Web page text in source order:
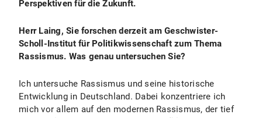
Perspektiven für die Zukunft.
Herr Laing, Sie forschen derzeit am Geschwister-
Scholl-Institut für Politikwissenschaft zum Thema
Rassismus. Was genau untersuchen Sie?
Ich untersuche Rassismus und seine historische
Entwicklung in Deutschland. Dabei konzentriere ich
mich vor allem auf den modernen Rassismus, der tief